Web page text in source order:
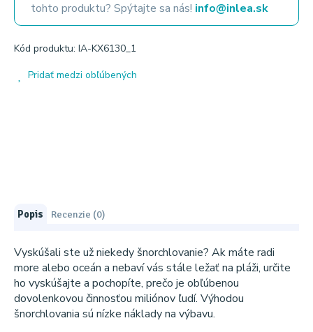
tohto produktu? Spýtajte sa nás! info@inlea.sk
Kód produktu: IA-KX6130_1
Pridať medzi obľúbených
Popis Recenzie (0)
Vyskúšali ste už niekedy šnorchlovanie? Ak máte radi
more alebo oceán a nebaví vás stále ležať na pláži, určite
ho vyskúšajte a pochopíte, prečo je obľúbenou
dovolenkovou činnosťou miliónov ľudí. Výhodou
šnorchlovania sú nízke náklady na výbavu.